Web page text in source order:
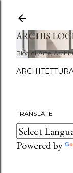
ARCHIS
Blog di Arte,
TRANSLATE
Powered by